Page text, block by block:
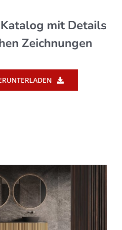
mit Details
Zeichnungen